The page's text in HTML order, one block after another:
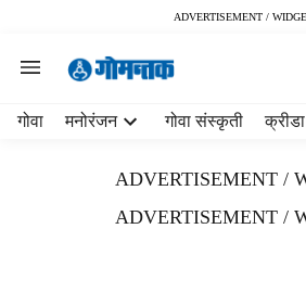
ADVERTISEMENT /
गोवा मनोरंजन गोवा संस्कृती क्रीडा
ADVERTISEMENT /
ADVERTISEMENT /